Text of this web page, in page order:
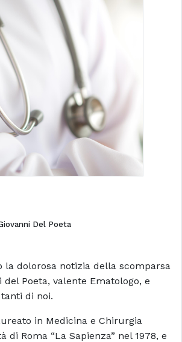
Del Poeta
la dolorosa notizia della scomparsa
del Poeta, valente Ematologo, e
di noi.
in Medicina e Chirurgia
di Roma “La Sapienza” nel 1978, e